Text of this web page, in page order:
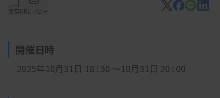
保存URLコピー
開催日時
2025年10月31日 18 : 30 ～10月31日 20 : 00